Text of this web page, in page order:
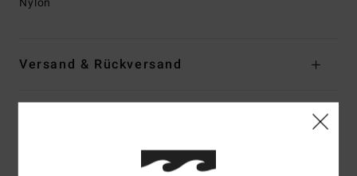
Versand & Rückversand